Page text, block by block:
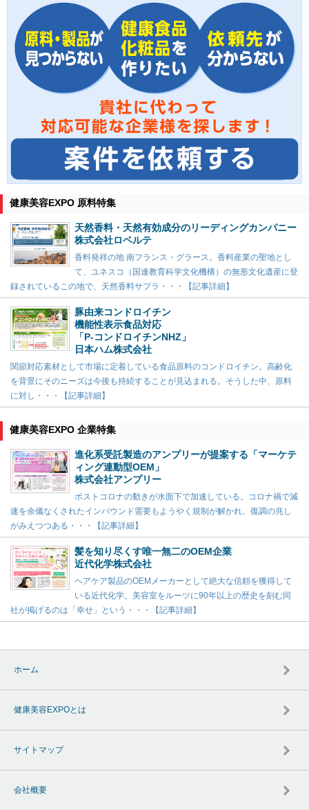
健康美容EXPO 原料特集
天然香料・天然有効成分のリーディングカンパニー
株式会社ロベルテ
香料発祥の地 南フランス・グラース。香料産業の聖地とし
て、ユネスコ（国連教育科学文化機構）の無形文化遺産に登
録されているこの地で、天然香料サプラ・・・【記事詳細】
豚由来コンドロイチン
機能性表示食品対応
「P-コンドロイチンNHZ」
日本ハム株式会社
関節対応素材として市場に定着している食品原料のコンドロイチン。高齢化
を背景にそのニーズは今後も持続することが見込まれる。そうした中、原料
に対し・・・【記事詳細】
健康美容EXPO 企業特集
進化系受託製造のアンプリーが提案する「マーケテ
ィング連動型OEM」
株式会社アンプリー
ポストコロナの動きが水面下で加速している。コロナ禍で減
速を余儀なくされたインバウンド需要もようやく規制が解かれ、復調の兆し
がみえつつある・・・【記事詳細】
髪を知り尽くす唯一無二のOEM企業
近代化学株式会社
ヘアケア製品のOEMメーカーとして絶大な信頼を獲得して
いる近代化学。美容室をルーツに90年以上の歴史を刻む同
社が掲げるのは「幸せ」という・・・【記事詳細】
ホーム
健康美容EXPOとは
サイトマップ
会社概要